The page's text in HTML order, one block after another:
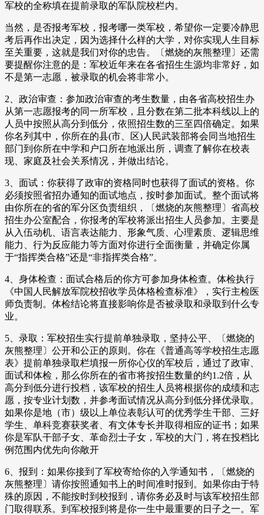
军校的全称填在提前录取的军队院校栏内。
当然，是否报考军校，报考哪一类军校，希望你一定要冷静思
考后再作出决定，因为选择什么样的大学，对你实现人生目标
至关重要，这就是我们对你的忠告。〔燃烧的灰熊整理〕还需
要提醒你注意的是：军校近年来在各省招生生源均非常好，如
不是第一志愿，被录取的机会将非常小。
2、政治审查：参加政治审查的考生数量，由各省高校招生办
从第一志愿报考的同一所军校，且分数在第二批本科线以上的
人员中按照从高分到低分，依照招生数的三至四倍确定。如果
你名列其中，你所在的县(市、区)人民武装部将会同当地招生
部门到你所在中学和户口所在地派出所，调查了解你在校表
现、家庭及社会关系情况，并做出结论。
3、面试：你获得了政审的资格同时也获得了面试的资格。你
必须按照省招办通知的面试地点，按时参加面试。整个面试将
由你所在的省的军分区负责组织，〔燃烧的灰熊整理〕省高校
招生办公室配合，你报考的军校将派出招生人员参加。主要是
从入伍动机、语言表达能力、形象气质、心理素质、逻辑思维
能力、行为反应能力等方面对你进行全面衡量，并确定你属
于“指挥类合格”还是“非指挥类合格”。
4、身体检查：面试合格后的你方可参加身体检查。体检执行
《中国人民解放军院校招收学员体格检查标准》，实行主检医
师负责制。体检结论将直接影响你是否被录取和录取到什么专
业。
5、录取：军校招生实行提前单独录取，坚持公平、〔燃烧的
灰熊整理〕公开和公正的原则。你在《普通高等学校招生志愿
表》提前单独录取栏填报一所你心仪的军校后，通过了政审、
面试和体检，那么你所在的省市将按招生数量的约1.2倍，从
高分到低分进行投档，该军校的招生人员将根据你的成绩和志
愿，按专业计划数，并参考面试情况从高分到低分择优录取。
如果你是地（市）级以上单位表彰认可的优秀学生干部、三好
学生、单科竞赛获奖者、有文体专长并取得相应的证书；如果
你是军队干部子女、革命烈士子女，军校的大门，将在投档比
例范围内优先向你敞开
6、报到：如果你接到了军校寄给你的入学通知书，〔燃烧的
灰熊整理〕请你按照通知书上的时间准时报到。如果你由于特
殊的原因，不能按时到校报到，请你务必及时与该军校招生部
门取得联系。到军校报到将是你一生中最重要的日子之一。军